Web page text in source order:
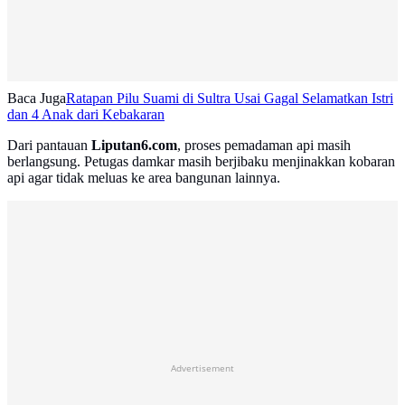
Baca JugaRatapan Pilu Suami di Sultra Usai Gagal Selamatkan Istri
dan 4 Anak dari Kebakaran
Dari pantauan Liputan6.com, proses pemadaman api masih
berlangsung. Petugas damkar masih berjibaku menjinakkan kobaran
api agar tidak meluas ke area bangunan lainnya.
Advertisement